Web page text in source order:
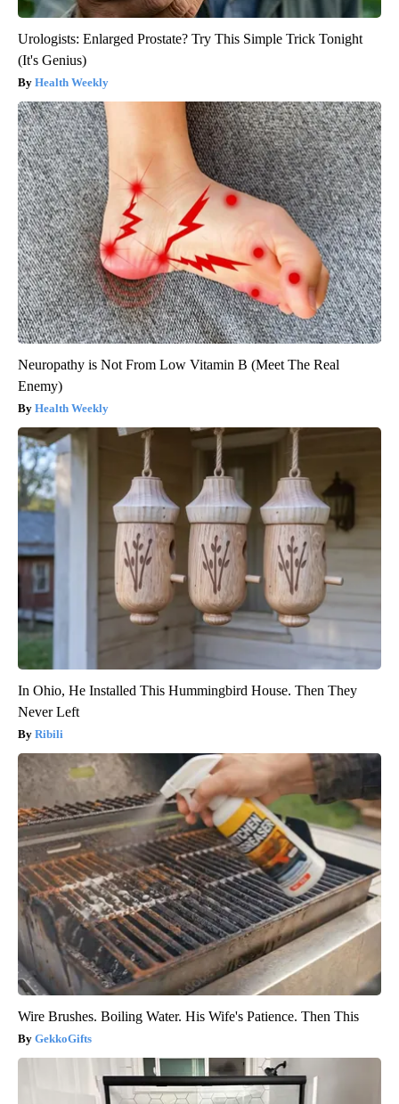
Urologists: Enlarged Prostate? Try This Simple Trick Tonight
(It's Genius)
Health Weekly
Neuropathy is Not From Low Vitamin B (Meet The Real
Enemy)
Health Weekly
In Ohio, He Installed This Hummingbird House. Then They
Never Left
Ribili
Wire Brushes. Boiling Water. His Wife's Patience. Then This
GekkoGifts